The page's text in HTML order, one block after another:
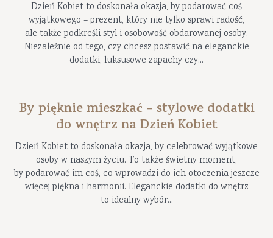
Dzień Kobiet to doskonała okazja, by podarować coś
wyjątkowego – prezent, który nie tylko sprawi radość,
ale także podkreśli styl i osobowość obdarowanej osoby.
Niezależnie od tego, czy chcesz postawić na eleganckie
dodatki, luksusowe zapachy czy...
By pięknie mieszkać – stylowe dodatki
do wnętrz na Dzień Kobiet
Dzień Kobiet to doskonała okazja, by celebrować wyjątkowe
osoby w naszym życiu. To także świetny moment,
by podarować im coś, co wprowadzi do ich otoczenia jeszcze
więcej piękna i harmonii. Eleganckie dodatki do wnętrz
to idealny wybór...